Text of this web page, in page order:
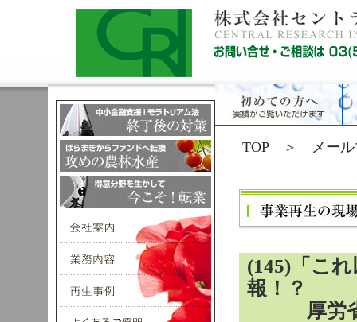
TOP＞ メー
(145)「こ
報！？
厚労省